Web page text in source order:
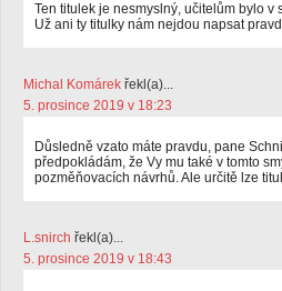
Ten titulek je nesmyslný, učitelům bylo v
Už ani ty titulky nám nejdou napsat
Michal Komárek řekl(a)...
5. prosince 2019 v 18:23
Důsledně vzato máte pravdu, pane
předpokládám, že Vy mu také v tomto
pozměňovacích návrhů. Ale určitě lze
L.snirch řekl(a)...
5. prosince 2019 v 18:43